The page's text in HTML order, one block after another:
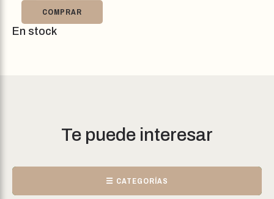
COMPRAR
En stock
Te puede interesar
☰ CATEGORÍAS